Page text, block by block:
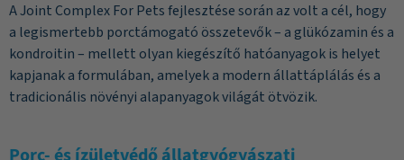
A Joint Complex For Pets fejlesztése során az volt a cél, hogy
a legismertebb porctámogató összetevők – a glükózamin és a
kondroitin – mellett olyan kiegészítő hatóanyagok is helyet
kapjanak a formulában, amelyek a modern állattáplálás és a
tradicionális növényi alapanyagok világát ötvözik.